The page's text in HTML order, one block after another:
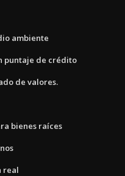
ambiente
puntaje de crédito
de valores.
bienes raíces
real